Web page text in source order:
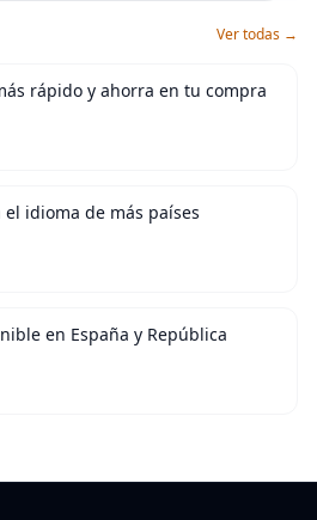
Ver todas →
rápido y ahorra en tu compra
el idioma de más países
en España y República